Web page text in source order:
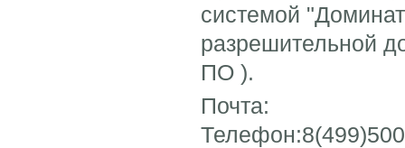
системой
разрешительной
ПО ).
Почта: